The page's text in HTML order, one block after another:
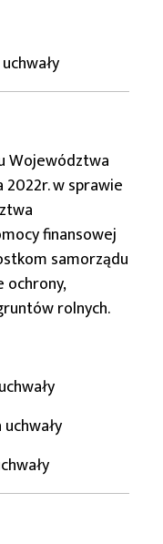
Województwa
2022r. w sprawie
finansowej
samorządu
rolnych.